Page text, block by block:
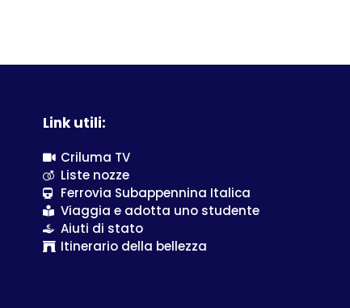
Link utili:
Criluma TV
Liste nozze
Ferrovia Subappennina Italica
Viaggia e adotta uno studente
Aiuti di stato
Itinerario della bellezza